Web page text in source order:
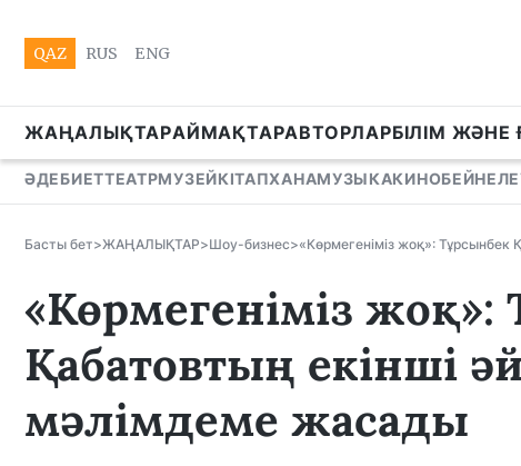
QAZ RUS ENG
ЖАҢАЛЫҚТАРАЙМАҚТАРАВТОРЛАРБІЛІМ
ӘДЕБИЕТТЕАТРМУЗЕЙКІТАПХАНАМУЗЫКАКИНО
Басты бет>ЖАҢАЛЫҚТАР>Шоу-бизнес>«Көрмегеніміз жоқ»: Тұрсынбек
«Көрмегеніміз жоқ»:
Қабатовтың екінші
мәлімдеме жасады